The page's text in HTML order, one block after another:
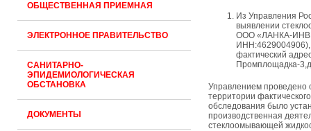
ОБЩЕСТВЕННАЯ ПРИЕМНАЯ
ЭЛЕКТРОННОЕ ПРАВИТЕЛЬСТВО
САНИТАРНО-
ЭПИДЕМИОЛОГИЧЕСКАЯ
ОБСТАНОВКА
ДОКУМЕНТЫ
Из Управления
выявлении
ООО «ЛАНКА-
ИНН:4629004906),
фактический
Промплощадка-
Управлением проведено
территории
обследования было
производственная
стеклоомывающей